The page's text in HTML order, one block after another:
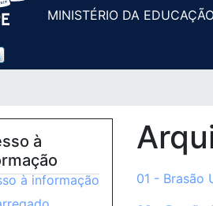
MINISTÉRIO DA
01 - Brasão
à
à informação